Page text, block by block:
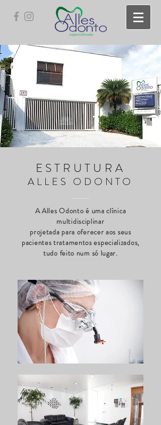
ESTRUTURA
ALLES ODONTO
A Alles Odonto é uma clínica
multidisciplinar
projetada para oferecer aos seus
pacientes tratamentos especializados,
tudo feito num só lugar.